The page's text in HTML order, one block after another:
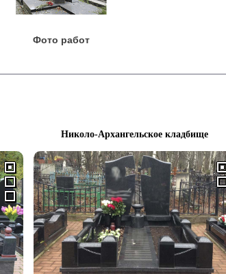
Фото работ
Николо-Архангельское кладбище